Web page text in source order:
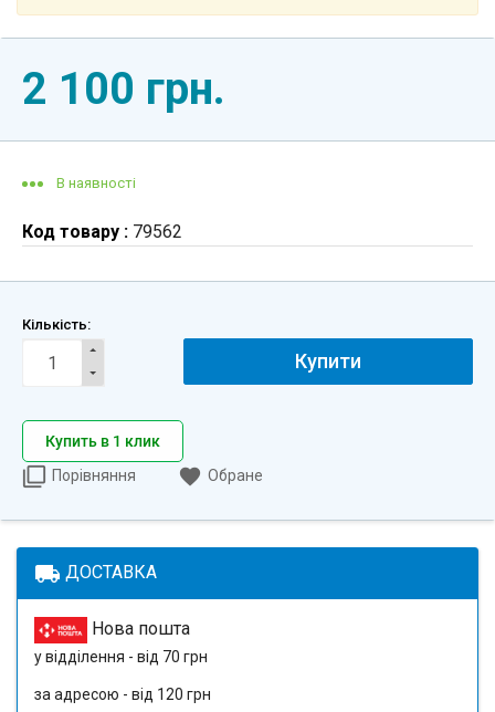
2 100 грн.
В наявності
Код товару : 79562
Кількість:
Купити
Купить в 1 клик
Порівняння
Обране
local_shipping ДОСТАВКА
Нова пошта
у відділення - від 70 грн
за адресою - від 120 грн